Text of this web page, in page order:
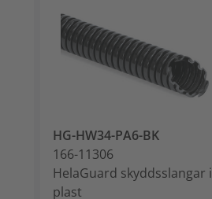
HG-HW34-PA6-BK
166-11306
HelaGuard skyddsslangar i
plast